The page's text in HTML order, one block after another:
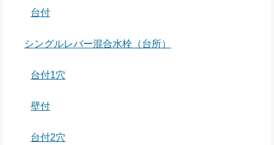
台付
シングルレバー混合水栓（台所）
台付1穴
壁付
台付2穴